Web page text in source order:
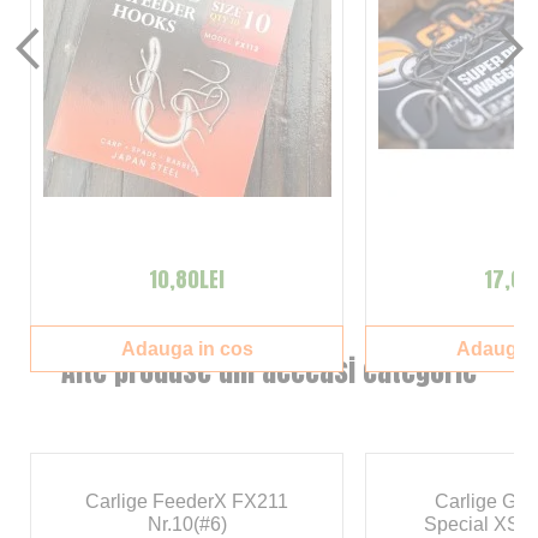
Alte produse din aceeasi categorie
Carlige FeederX FX211
Nr.10(#6)
Carlige
Special XS
10,80LEI
Adauga in cos Adauga